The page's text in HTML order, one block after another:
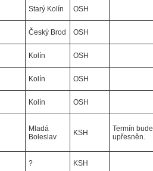
Starý Kolín OSH
Český Brod OSH
Kolín OSH
Kolín OSH
Kolín OSH
Mladá
Boleslav
KSH
Termín bude
upřesněn.
? KSH